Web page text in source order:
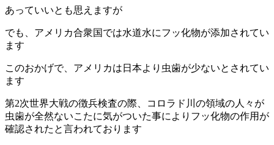
あっていいとも思えますが
でも、アメリカ合衆国では水道水にフッ化物が添加されてい
ます
このおかげで、アメリカは日本より虫歯が少ないとされてい
ます
第2次世界大戦の徴兵検査の際、コロラド川の領域の人々が
虫歯が全然ないこたに気がついた事によりフッ化物の作用が
確認されたと言われております